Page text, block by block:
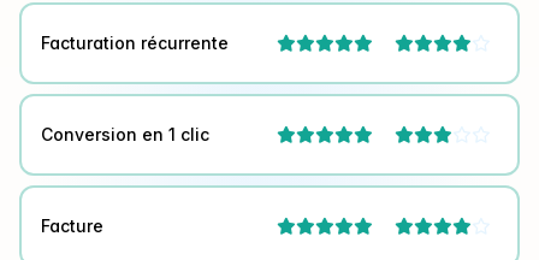
Facturation récurrente  
Conversion en 1 clic  
Facture  